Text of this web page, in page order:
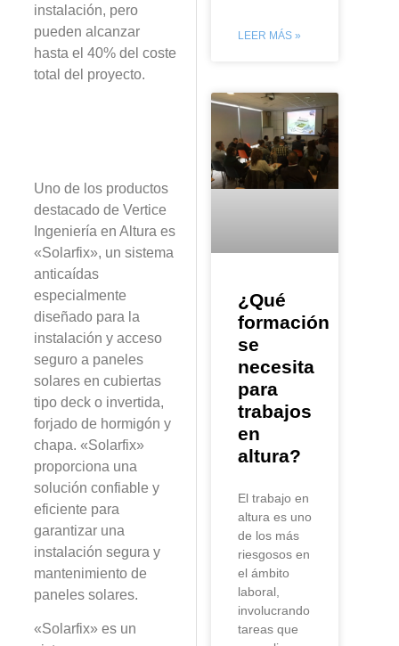
instalación, pero
pueden alcanzar
hasta el 40% del coste
total del proyecto.
Uno de los productos
destacado de Vertice
Ingeniería en Altura es
«Solarfix», un sistema
anticaídas
especialmente
diseñado para la
instalación y acceso
seguro a paneles
solares en cubiertas
tipo deck o invertida,
forjado de hormigón y
chapa. «Solarfix»
proporciona una
solución confiable y
eficiente para
garantizar una
instalación segura y
mantenimiento de
paneles solares.
«Solarfix» es un
LEER MÁS »
¿Qué
formación
se
necesita
para
trabajos
en
altura?
El trabajo en
altura es uno
de los más
riesgosos en
el ámbito
laboral,
involucrando
tareas que